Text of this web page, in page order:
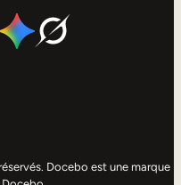
Docebo est une marque